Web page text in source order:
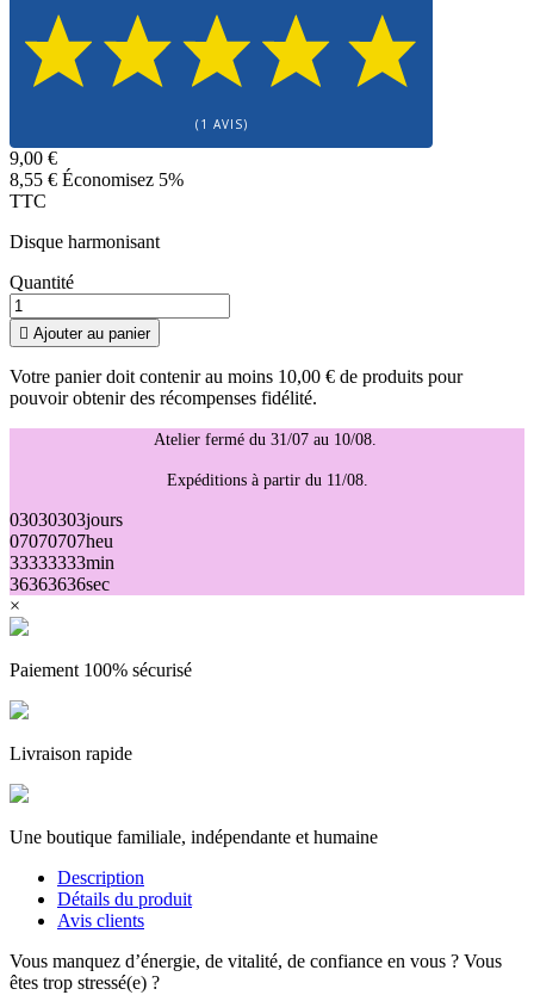
(1 AVIS)
9,00 €
8,55 € Économisez 5%
TTC
Disque harmonisant
Quantité
 Ajouter au panier
Votre panier doit contenir au moins 10,00 € de produits pour
pouvoir obtenir des récompenses fidélité.
Atelier fermé du 31/07 au 10/08.
Expéditions à partir du 11/08.
03030303jours
07070707heu
33333333min
36363636sec
×
Paiement 100% sécurisé
Livraison rapide
Une boutique familiale, indépendante et humaine
Description
Détails du produit
Avis clients
Vous manquez d’énergie, de vitalité, de confiance en vous ? Vous
êtes trop stressé(e) ?